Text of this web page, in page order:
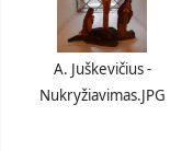
A. Juškevičius -
Nukryžiavimas.JPG